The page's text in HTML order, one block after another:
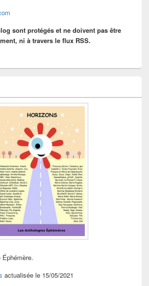
sont protégés et ne doivent pas être
ni à travers le flux RSS.
actualisée le 15/05/2021